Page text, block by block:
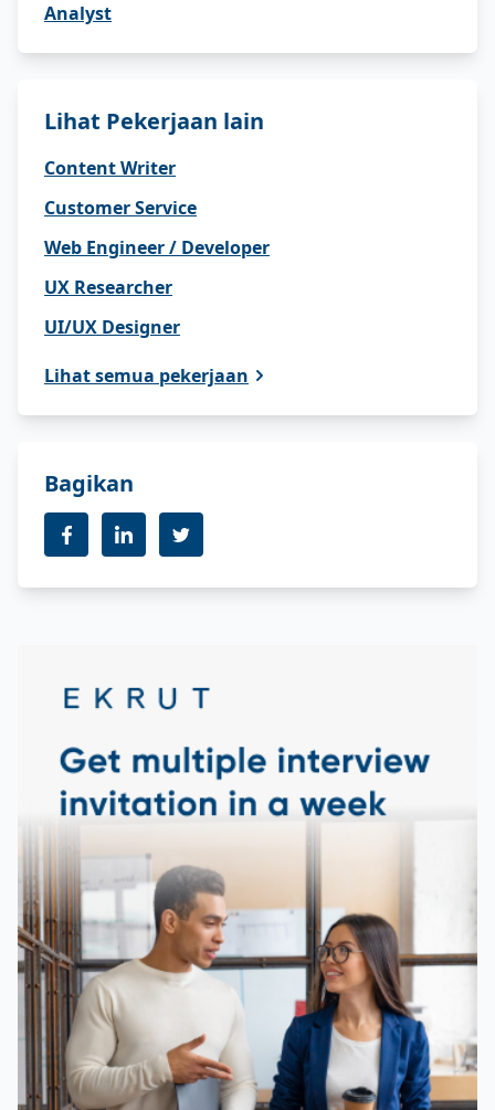
Analyst
Lihat Pekerjaan lain
Content Writer
Customer Service
Web Engineer / Developer
UX Researcher
UI/UX Designer
Lihat semua pekerjaan
Bagikan